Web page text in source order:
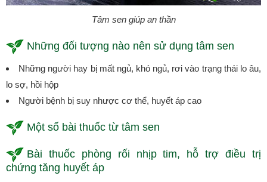
Tâm sen giúp an thần
Những đối tượng nào nên sử dụng tâm sen
Những người hay bị mất ngủ, khó ngủ, rơi vào trạng thái lo âu,
lo sợ, hồi hộp
Người bệnh bị suy nhược cơ thể, huyết áp cao
Một số bài thuốc từ tâm sen
Bài thuốc phòng rối nhịp tim, hỗ trợ điều trị
chứng tăng huyết áp